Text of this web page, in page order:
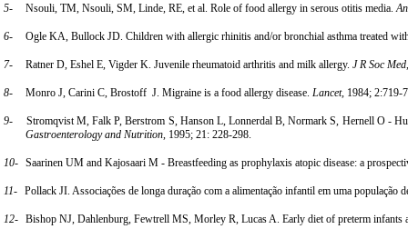
5- Nsouli, TM, Nsouli, SM, Linde, RE, et al. Role of food allergy in serous otitis media.
6- Ogle KA, Bullock JD. Children with allergic rhinitis and/or bronchial asthma treated
7- Ratner D, Eshel E, Vigder K. Juvenile rheumatoid arthritis and milk allergy. J R Soc Med
8- Monro J, Carini C, Brostoff J. Migraine is a food allergy disease. Lancet, 1984; 2:719-
9-
Stromqvist M, Falk P, Berstrom S, Hanson L, Lonnerdal B, Normark S, Hernell O -
Gastroenterology and Nutrition , 1995; 21: 228-298.
10- Saarinen UM and Kajosaari M - Breastfeeding as prophylaxis atopic disease: a
11- Pollack JI. Associações de longa duração com a alimentação infantil em uma população
12- Bishop NJ, Dahlenburg, Fewtrell MS, Morley R, Lucas A. Early diet of preterm infants